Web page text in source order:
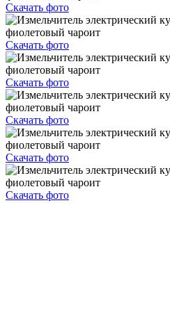
Скачать фото
Скачать фото
Скачать фото
Скачать фото
Скачать фото
Скачать фото